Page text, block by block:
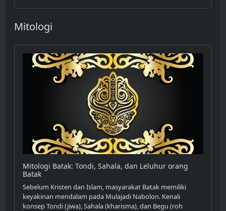
Mitologi
Mitologi Batak: Tondi, Sahala, dan Leluhur orang
Batak
Sebelum Kristen dan Islam, masyarakat Batak memiliki
keyakinan mendalam pada Mulajadi Nabolon. Kenali
konsep Tondi (jiwa), Sahala (kharisma), dan Begu (roh